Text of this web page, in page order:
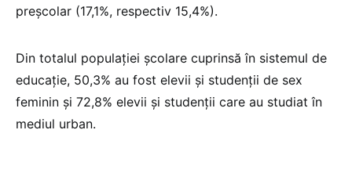
preşcolar (17,1%, respectiv 15,4%).
Din totalul populaţiei şcolare cuprinsă în sistemul de
educaţie, 50,3% au fost elevii și studenţii de sex
feminin şi 72,8% elevii și studenții care au studiat în
mediul urban.